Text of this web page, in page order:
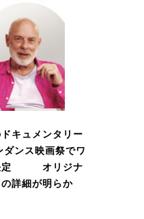
キュメンタリー
ダンス映画祭でワ
決定 オリジナ
詳細が明らか